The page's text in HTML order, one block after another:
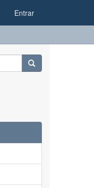
Entrar